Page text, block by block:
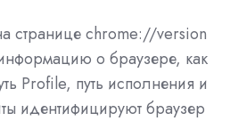
странице chrome://version
о браузере, как
Profile, путь исполнения и
идентифицируют браузер